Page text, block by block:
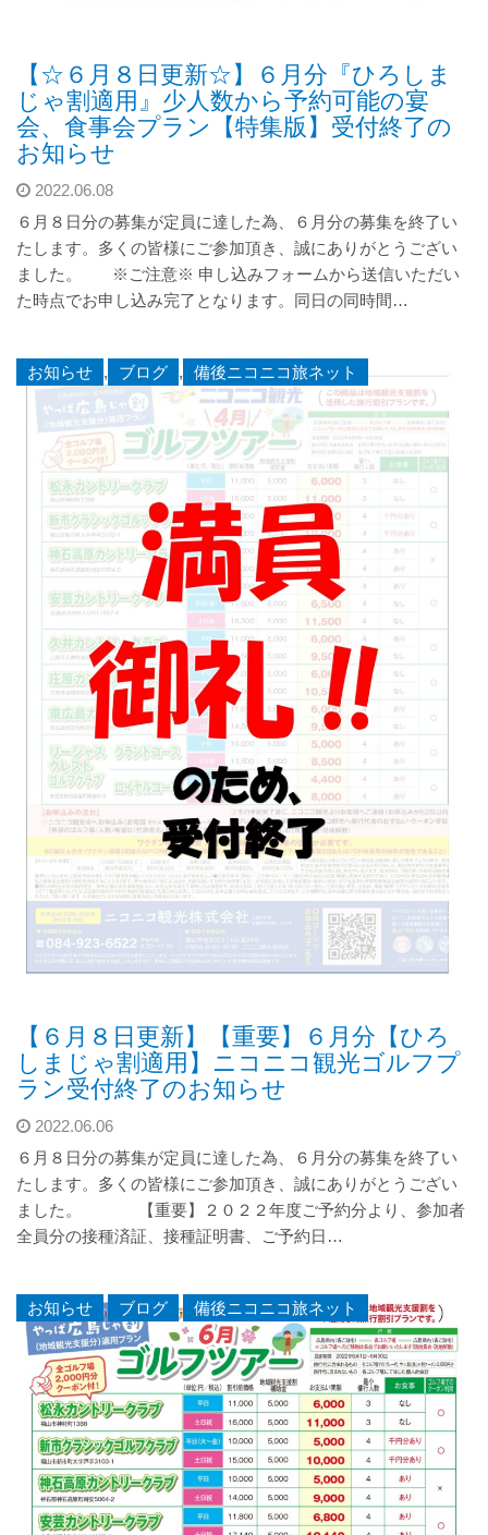
【☆６月８日更新☆】６月分『ひろしま
じゃ割適用』少人数から予約可能の宴
会、食事会プラン【特集版】受付終了の
お知らせ
2022.06.08
６月８日分の募集が定員に達した為、６月分の募集を終了い
たします。多くの皆様にご参加頂き、誠にありがとうござい
ました。 ※ご注意※ 申し込みフォームから送信いただい
た時点でお申し込み完了となります。同日の同時間…
お知らせ , ブログ , 備後ニコニコ旅ネット
【６月８日更新】【重要】６月分【ひろ
しまじゃ割適用】ニコニコ観光ゴルフプ
ラン受付終了のお知らせ
2022.06.06
６月８日分の募集が定員に達した為、６月分の募集を終了い
たします。多くの皆様にご参加頂き、誠にありがとうござい
ました。 【重要】２０２２年度ご予約分より、参加者
全員分の接種済証、接種証明書、ご予約日…
お知らせ , ブログ , 備後ニコニコ旅ネット